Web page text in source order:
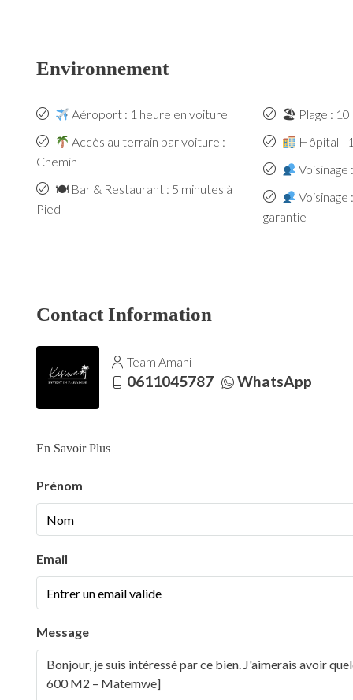
Environnement
Aéroport : 1 heure en voiture
Accès au terrain par voiture :
Chemin
🍽 Bar & Restaurant : 5 minutes à
Pied
🏖 Plage : 10
Hôpital -
garantie
Contact Information
Team Amani
0611045787 WhatsApp
En Savoir Plus
Prénom
Email
Message